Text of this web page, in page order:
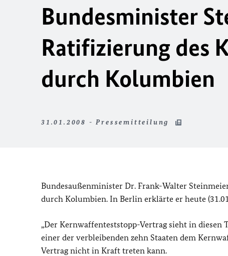
Bundesminister
Ratifizierung des
durch Kolumbien
31.01.2008 - Pressemitteilung
Bundesaußenminister Dr. Frank-Walter
durch Kolumbien. In Berlin erklärte er heute
„Der Kernwaffenteststopp-Vertrag sieht in
einer der verbleibenden zehn Staaten dem
Vertrag nicht in Kraft treten kann.